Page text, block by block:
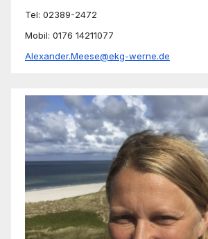
Tel: 02389-2472
Mobil: 0176 14211077
Alexander.Meese@ekg-werne.de